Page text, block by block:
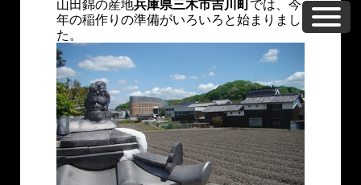
山田錦の産地兵庫県三木市吉川町では、今
年の稲作りの準備がいろいろと始まりまし
た。